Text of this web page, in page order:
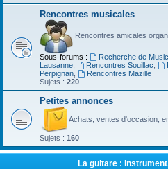
Rencontres musicales
Rencontres amicales
Sous-forums : Recherche de
Lausanne
Rencontres Souillac
Perpignan
Rencontres Mazille
Sujets : 220
Petites annonces
Achats, ventes d'occasion,
Sujets : 160
La guitare :